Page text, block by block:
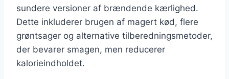
sundere versioner af brændende kærlighed.
Dette inkluderer brugen af magert kød, flere
grøntsager og alternative tilberedningsmetoder,
der bevarer smagen, men reducerer
kalorieindholdet.